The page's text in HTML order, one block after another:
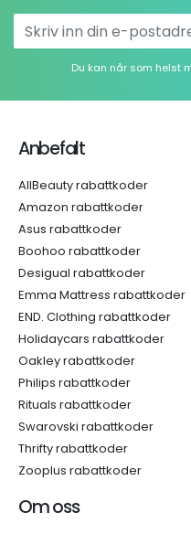
Du kan når som helst
Anbefalt
AllBeauty rabattkoder
Amazon rabattkoder
Asus rabattkoder
Boohoo rabattkoder
Desigual rabattkoder
Emma Mattress rabattkoder
END. Clothing rabattkoder
Holidaycars rabattkoder
Oakley rabattkoder
Philips rabattkoder
Rituals rabattkoder
Swarovski rabattkoder
Thrifty rabattkoder
Zooplus rabattkoder
Om oss